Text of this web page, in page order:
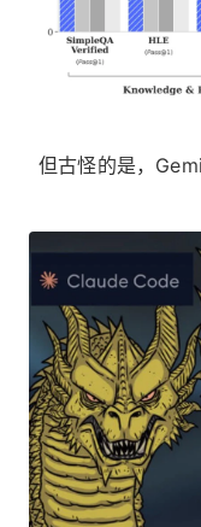
但古怪的是，